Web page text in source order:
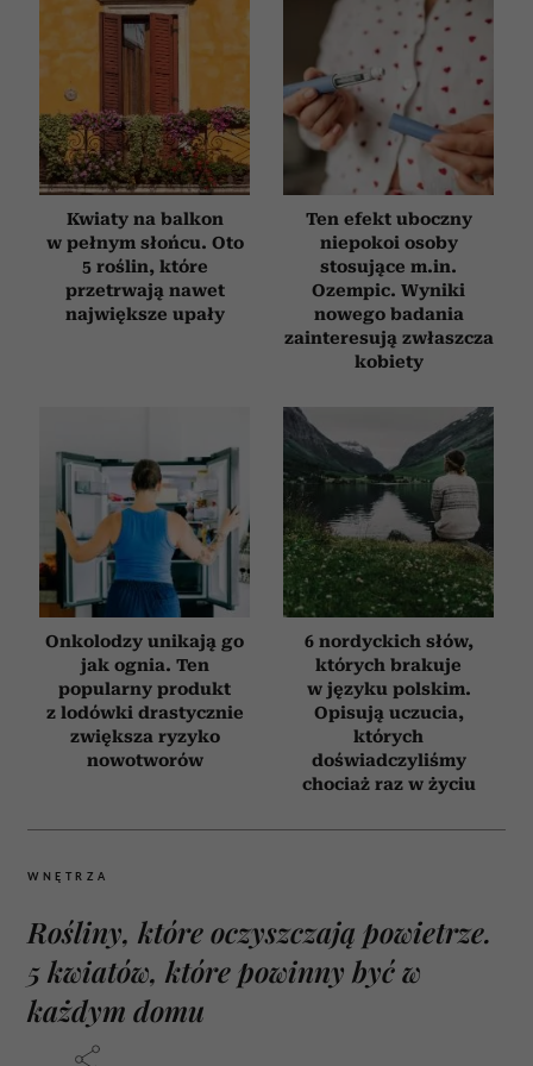
Kwiaty na balkon
w pełnym słońcu. Oto
5 roślin, które
przetrwają nawet
największe upały
Ten efekt uboczny
niepokoi osoby
stosujące m.in.
Ozempic. Wyniki
nowego badania
zainteresują zwłaszcza
kobiety
Onkolodzy unikają go
jak ognia. Ten
popularny produkt
z lodówki drastycznie
zwiększa ryzyko
nowotworów
6 nordyckich słów,
których brakuje
w języku polskim.
Opisują uczucia,
których
doświadczyliśmy
chociaż raz w życiu
WNĘTRZA
Rośliny, które oczyszczają powietrze.
5 kwiatów, które powinny być w
każdym domu